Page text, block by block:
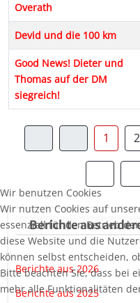
Overath
Devid und die 100 km
Good News! Dieter und
Thomas auf der DM
siegreich!
1 2
Berichte aus
Berichte aus 2026
Berichte aus 2025
Wir benutzen Cookies
Wir nutzen Cookies auf
essenziell für den Betrieb
diese Website und die
können selbst entscheiden,
Bitte beachten Sie, dass bei
mehr alle Funktionalitäten